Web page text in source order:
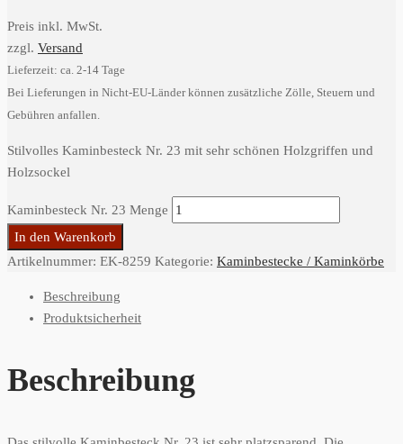
Preis inkl. MwSt.
zzgl. Versand
Lieferzeit: ca. 2-14 Tage
Bei Lieferungen in Nicht-EU-Länder können zusätzliche Zölle, Steuern und
Gebühren anfallen.
Stilvolles Kaminbesteck Nr. 23 mit sehr schönen Holzgriffen und
Holzsockel
Kaminbesteck Nr. 23 Menge
In den Warenkorb
Artikelnummer: EK-8259 Kategorie: Kaminbestecke / Kaminkörbe
Beschreibung
Produktsicherheit
Beschreibung